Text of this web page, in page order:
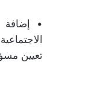
• إضافة
تعيين